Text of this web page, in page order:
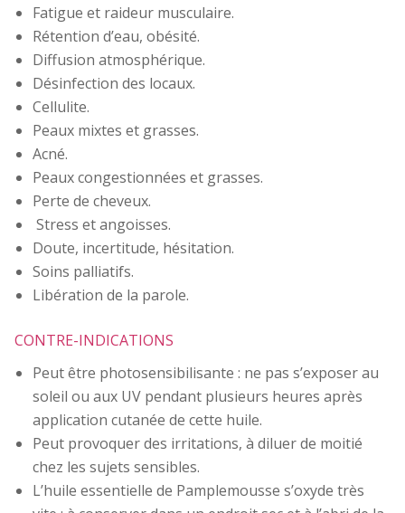
Fatigue et raideur musculaire.
Rétention d’eau, obésité.
Diffusion atmosphérique.
Désinfection des locaux.
Cellulite.
Peaux mixtes et grasses.
Acné.
Peaux congestionnées et grasses.
Perte de cheveux.
Stress et angoisses.
Doute, incertitude, hésitation.
Soins palliatifs.
Libération de la parole.
CONTRE-INDICATIONS
Peut être photosensibilisante : ne pas s’exposer au
soleil ou aux UV pendant plusieurs heures après
application cutanée de cette huile.
Peut provoquer des irritations, à diluer de moitié
chez les sujets sensibles.
L’huile essentielle de Pamplemousse s’oxyde très